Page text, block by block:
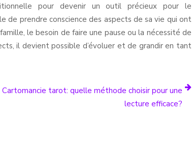
pour devenir un outil précieux pour le
de prendre conscience des aspects de sa vie qui ont
le besoin de faire une pause ou la nécessité de
il devient possible d’évoluer et de grandir en tant
Cartomancie tarot: quelle méthode choisir pour une
lecture efficace?